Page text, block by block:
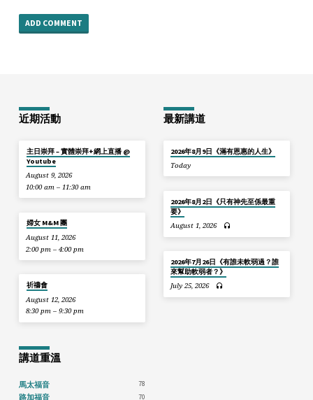
近期活動
主日崇拜 – 實體崇拜+網上直播 @
Youtube
August 9, 2026
10:00 am – 11:30 am
婦女 M&M 團
August 11, 2026
2:00 pm – 4:00 pm
祈禱會
August 12, 2026
8:30 pm – 9:30 pm
最新講道
2026年8月9日《滿有恩惠的人生》
Today
2026年8月2日《只有神先至係最重
要》
August 1, 2026
2026年7月26日《有誰未軟弱過？誰
來幫助軟弱者？》
July 25, 2026
講道重溫
馬太福音 78
路加福音 70